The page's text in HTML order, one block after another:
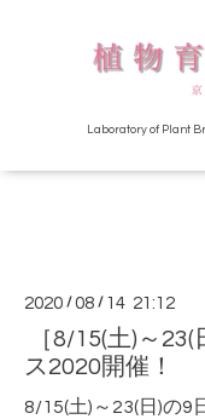
Laboratory of Plant
2020 /08 / 14 21:12
［8/15(土)～
ス2020開催！
8/15(土)～23(日)の9